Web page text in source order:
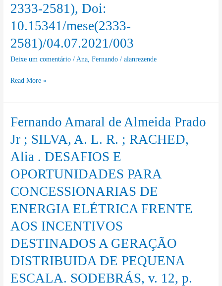
2333-2581), Doi:
10.15341/mese(2333-
2581)/04.07.2021/003
Deixe um comentário /Ana,Fernando /alanrezende
Junior
(April
The
Challenges
and
Economic
Attributes
of
Electric
Power
Modern
Environmental
Science
Engineering
(ISSN
Read More »
Fernando Amaral de Almeida Prado
Jr ; SILVA, A. L. R. ; RACHED,
Alia . DESAFIOS E
OPORTUNIDADES PARA
CONCESSIONARIAS DE
ENERGIA ELÉTRICA FRENTE
AOS INCENTIVOS
DESTINADOS A GERAÇÃO
DISTRIBUIDA DE PEQUENA
ESCALA. SODEBRÁS, v. 12, p.
Fernando
de
Almeida
Prado
;
SILVA,
A.
R.
RACHED,